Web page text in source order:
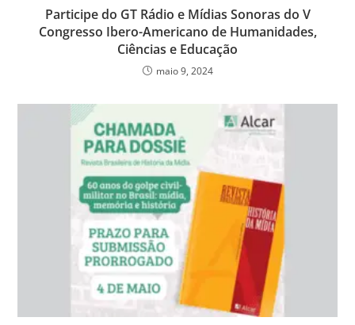
Participe do GT Rádio e Mídias Sonoras do V
Congresso Ibero-Americano de Humanidades,
Ciências e Educação
maio 9, 2024